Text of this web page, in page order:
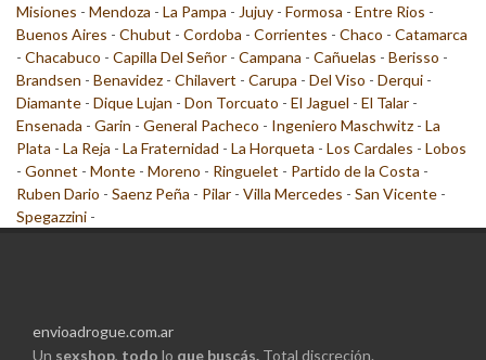
Misiones - Mendoza - La Pampa - Jujuy - Formosa - Entre Rios -
Buenos Aires - Chubut - Cordoba - Corrientes - Chaco - Catamarca
- Chacabuco - Capilla Del Señor - Campana - Cañuelas - Berisso -
Brandsen - Benavidez - Chilavert - Carupa - Del Viso - Derqui -
Diamante - Dique Lujan - Don Torcuato - El Jaguel - El Talar -
Ensenada - Garin - General Pacheco - Ingeniero Maschwitz - La
Plata - La Reja - La Fraternidad - La Horqueta - Los Cardales - Lobos
- Gonnet - Monte - Moreno - Ringuelet - Partido de la Costa -
Ruben Dario - Saenz Peña - Pilar - Villa Mercedes - San Vicente -
Spegazzini -
envioadrogue.com.ar
Un sexshop, todo lo que buscás. Total discreción.